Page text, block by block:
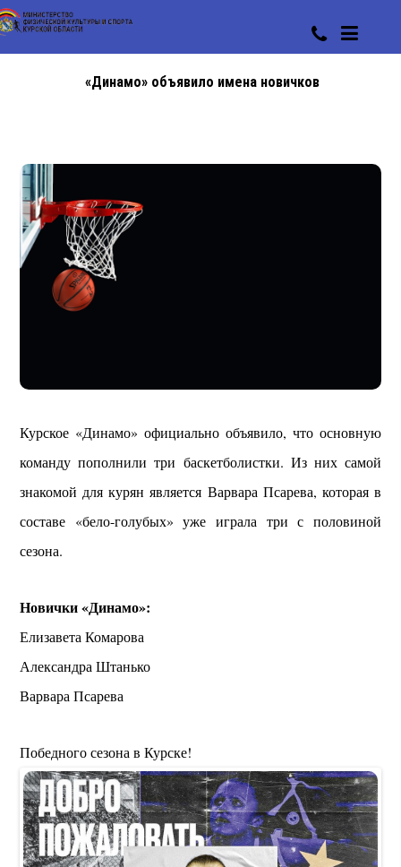
«Динамо» объявило имена новичков
Курское «Динамо» официально объявило, что основную
команду пополнили три баскетболистки. Из них самой
знакомой для курян является Варвара Псарева, которая в
составе «бело-голубых» уже играла три с половиной
сезона.
Новички «Динамо»:
Елизавета Комарова
Александра Штанько
Варвара Псарева
Победного сезона в Курске!